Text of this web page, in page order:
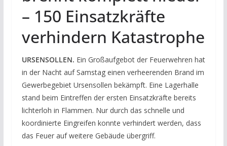
– 150 Einsatzkräfte
verhindern Katastrophe
URSENSOLLEN. Ein Großaufgebot der Feuerwehren hat
in der Nacht auf Samstag einen verheerenden Brand im
Gewerbegebiet Ursensollen bekämpft. Eine Lagerhalle
stand beim Eintreffen der ersten Einsatzkräfte bereits
lichterloh in Flammen. Nur durch das schnelle und
koordinierte Eingreifen konnte verhindert werden, dass
das Feuer auf weitere Gebäude übergriff.